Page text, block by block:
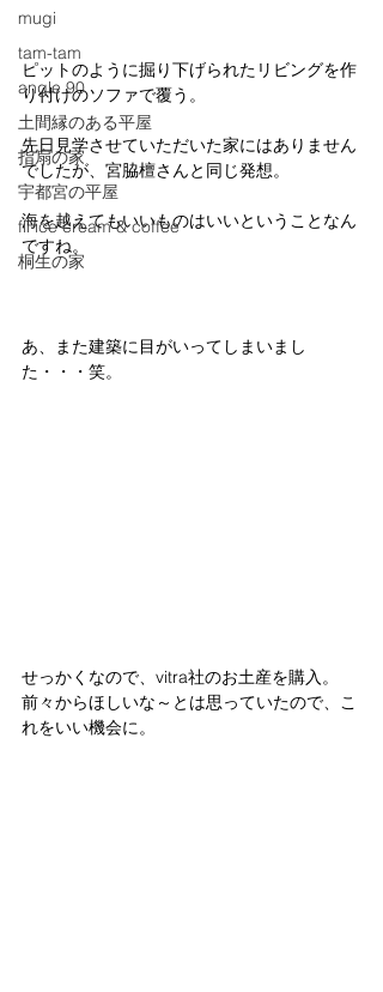
mugi
tam-tam
angle 90
土間縁のある平屋
指扇の家
宇都宮の平屋
fil ice cream & coffee
桐生の家
ピットのように掘り下げられたリビングを作
り付けのソファで覆う。
先日見学させていただいた家にはありません
でしたが、宮脇檀さんと同じ発想。
海を越えてもいいものはいいということなん
ですね。
あ、また建築に目がいってしまいまし
た・・・笑。
せっかくなので、vitra社のお土産を購入。
前々からほしいな～とは思っていたので、こ
れをいい機会に。